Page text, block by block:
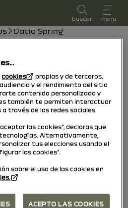
buscar menú
Dacia Spring
2026a hoy
testigos Guía en PDF
cookies
propias y de terceros,
y el rendimiento del sitio
contenido personalizado y
también te permiten interactuar
través de las redes sociales.
las cookies”, declaras que
Alternativamente,
tus elecciones usando el
las cookies”.
sobre el uso de las cookies en
ACEPTO LAS COOKIES